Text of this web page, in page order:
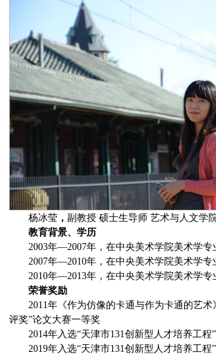
杨冰莹 ， 副教授 硕士生导师 艺术与人文学
教育背景、学历
2003年—2007年，在中央美术学院美术学
2007年—2010年，在中央美术学院美术学
2010年—2013年，在中央美术学院美术学
荣誉奖励
2011年《作为仿像的卡通与作为卡通的艺
评奖”论文大赛一等奖
2014年入选“天津市131创新型人才培养工程
2019年入选“天津市131创新型人才培养工程